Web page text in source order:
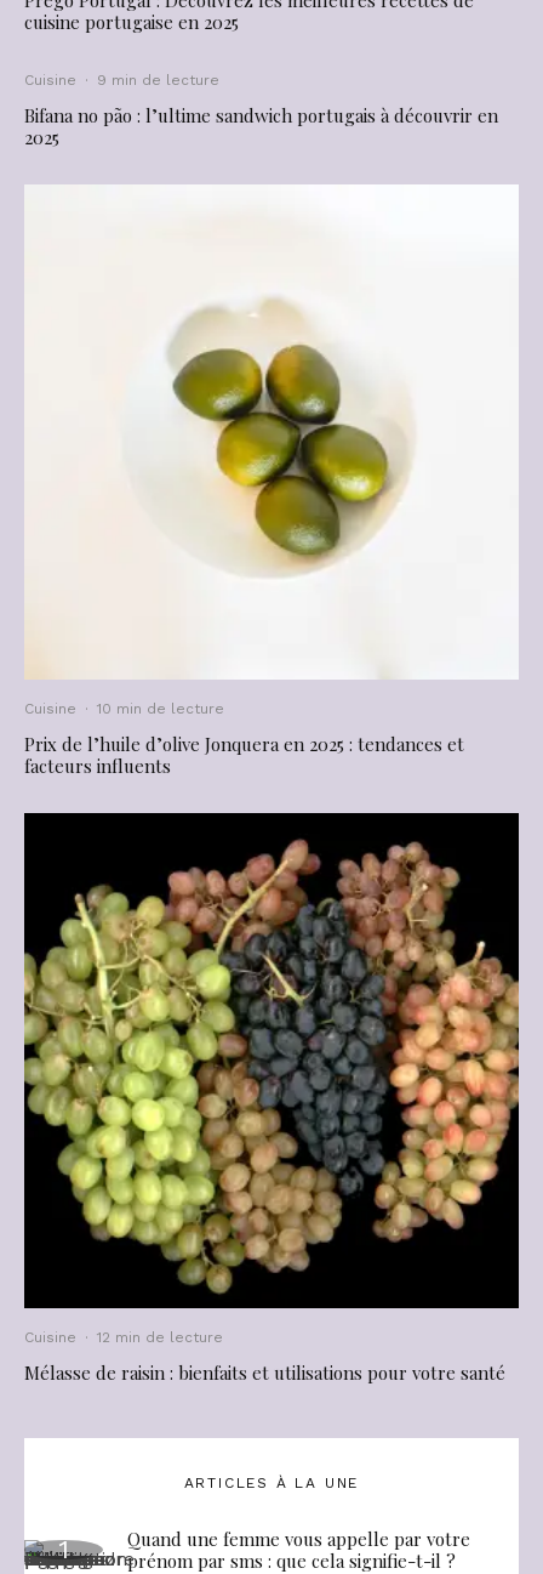
cuisine portugaise en 2025
Cuisine · 9 min de lecture
Bifana no pão : l’ultime sandwich portugais à découvrir en
2025
Cuisine · 10 min de lecture
Prix de l’huile d’olive Jonquera en 2025 : tendances et
facteurs influents
Cuisine · 12 min de lecture
Mélasse de raisin : bienfaits et utilisations pour votre santé
ARTICLES À LA UNE
Quand une femme vous appelle par votre
prénom par sms : que cela signifie-t-il ?